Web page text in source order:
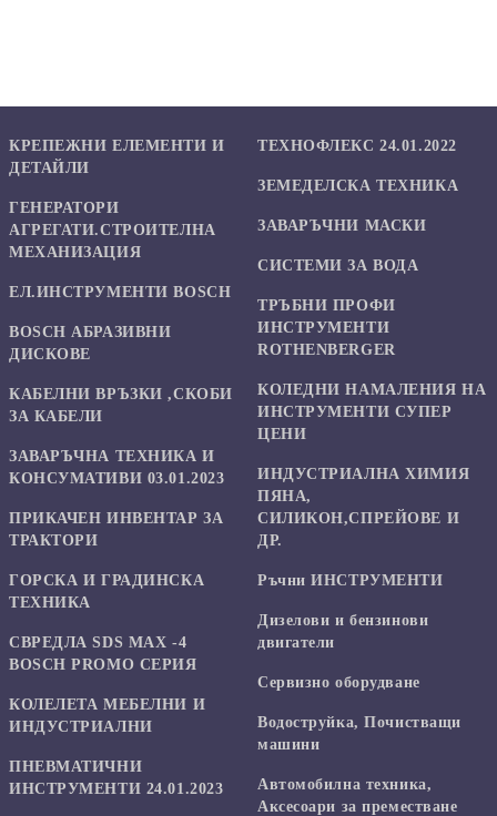
КРЕПЕЖНИ ЕЛЕМЕНТИ И
ДЕТАЙЛИ
ГЕНЕРАТОРИ
АГРЕГАТИ.СТРОИТЕЛНА
МЕХАНИЗАЦИЯ
ЕЛ.ИНСТРУМЕНТИ BOSCH
BOSCH АБРАЗИВНИ
ДИСКОВЕ
КАБЕЛНИ ВРЪЗКИ ,СКОБИ
ЗА КАБЕЛИ
ЗАВАРЪЧНА ТЕХНИКА И
КОНСУМАТИВИ 03.01.2023
ПРИКАЧЕН ИНВЕНТАР ЗА
ТРАКТОРИ
ГОРСКА И ГРАДИНСКА
ТЕХНИКА
СВРЕДЛА SDS MAX -4
BOSCH PROMO СЕРИЯ
КОЛЕЛЕТА МЕБЕЛНИ И
ИНДУСТРИАЛНИ
ПНЕВМАТИЧНИ
ИНСТРУМЕНТИ 24.01.2023
ТЕХНОФЛЕКС 24.01.2022
ЗЕМЕДЕЛСКА ТЕХНИКА
ЗАВАРЪЧНИ МАСКИ
СИСТЕМИ ЗА ВОДА
ТРЪБНИ ПРОФИ
ИНСТРУМЕНТИ
ROTHENBERGER
КОЛЕДНИ НАМАЛЕНИЯ НА
ИНСТРУМЕНТИ СУПЕР
ЦЕНИ
ИНДУСТРИАЛНА ХИМИЯ
ПЯНА,
СИЛИКОН,СПРЕЙОВЕ И
ДР.
Ръчни ИНСТРУМЕНТИ
Дизелови и бензинови
двигатели
Сервизно оборудване
Водоструйка, Почистващи
машини
Автомобилна техника,
Аксесоари за преместване